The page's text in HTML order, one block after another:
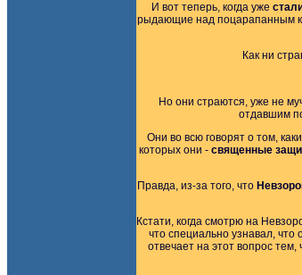
И вот теперь, когда уже
рыдающие над поцарапанным
Как ни
Но они страются, уже не
отдавшим
Они во всю говорят о том,
которых они - священные
Правда, из-за того, что
Кстати, когда смотрю на
что специально узнавал,
отвечает на этот вопрос